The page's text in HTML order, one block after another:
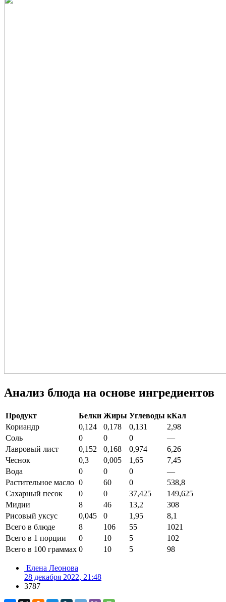
Анализ блюда на основе ингредиентов
Продукт Белки Жиры Углеводы кКал
Кориандр
0,124 0,178 0,131
2,98
Соль
0 0 0
—
Лавровый лист
0,152 0,168 0,974
6,26
Чеснок
0,3 0,005 1,65
7,45
Вода
0 0 0
—
Растительное масло 0 60 0
538,8
Сахарный песок
0 0 37,425
149,625
Мидии
8 46 13,2
308
Рисовый уксус
0,045 0 1,95
8,1
Всего в блюде
8 106 55
1021
Всего в 1 порции
0 10 5
102
Всего в 100 граммах 0 10 5 98
Елена Леонова
28 декабря 2022, 21:48
3787